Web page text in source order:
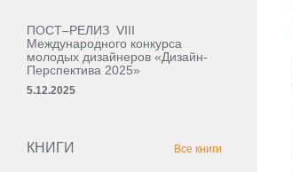
ПОСТ–РЕЛИЗ VIII
Международного конкурса
молодых дизайнеров «Дизайн-
Перспектива 2025»
5.12.2025
КНИГИ Все книги